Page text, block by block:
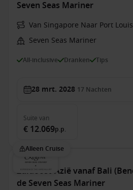
Seven Seas Mariner
Van Singapore Naar Port Louis
Seven Seas Mariner
All-inclusive Dranken Tips
28 mrt. 2028 17 Nachten
Suite van
€ 12.069p.p.
Alleen Cruise
Zuidoost-Azië vanaf Bali
de Seven Seas Mariner